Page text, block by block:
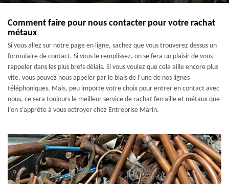
Comment faire pour nous contacter pour votre rachat
métaux
Si vous allez sur notre page en ligne, sachez que vous trouverez dessus un
formulaire de contact. Si vous le remplissez, on se fera un plaisir de vous
rappeler dans les plus brefs délais. Si vous voulez que cela aille encore plus
vite, vous pouvez nous appeler par le biais de l’une de nos lignes
téléphoniques. Mais, peu importe votre choix pour entrer en contact avec
nous, ce sera toujours le meilleur service de rachat ferraille et métaux que
l’on s’apprête à vous octroyer chez Entreprise Marin.